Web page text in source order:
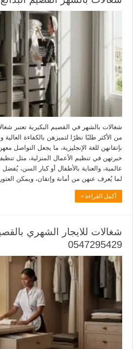
شغالات بالشهر في القصيم البكيرية تعتبر
من الأكثر طلبًا نظرًا لتميزهن بالكفاءة العالية
بإتقانهن للغة الإنجليزية، ما يجعل التواصل
خبرتهن في تنظيم الأعمال المنزلية، مثل
عالمية، والعناية بالأطفال أو كبار السن، يُفضل
لما يُعرف عنهن من أمانة وإتقان، ويمكن
أكمل القراءة »
شغالات للايجار الشهري
0547295429